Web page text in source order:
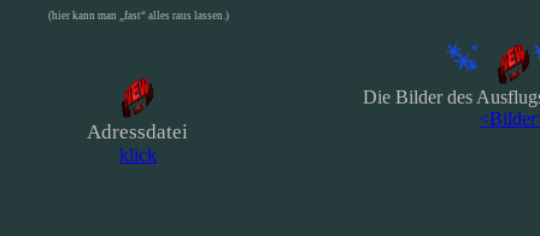
(hier kann man „fast“ alles raus lassen.)
Adressdatei
klick
Die Bilder des